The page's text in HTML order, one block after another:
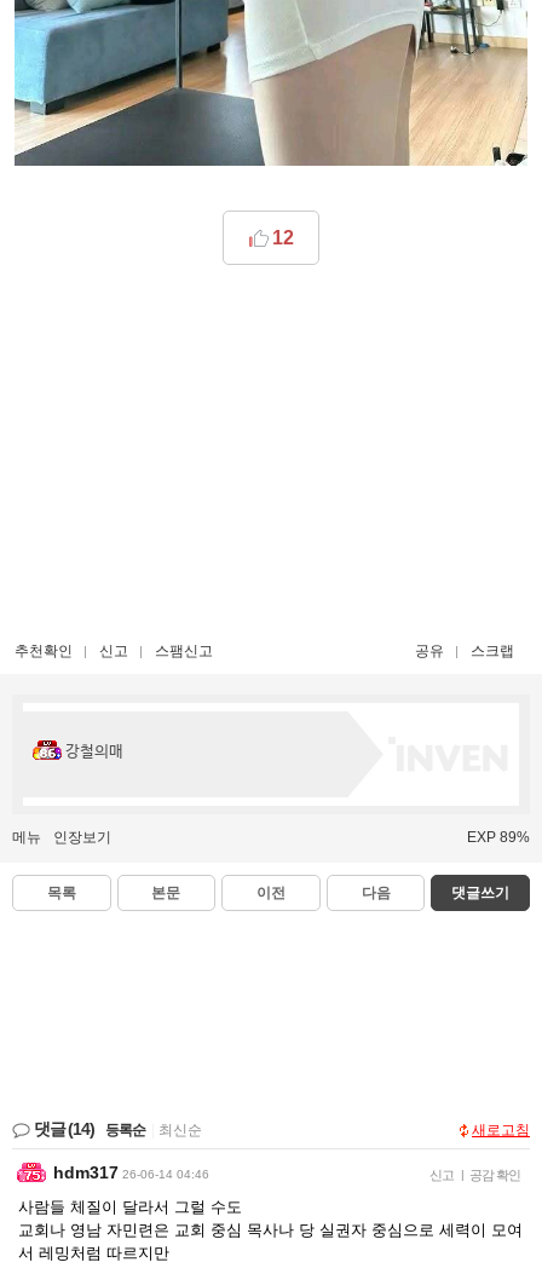
12
추천확인 신고 스팸신고 공유 스크랩
강철의매
메뉴 인장보기 EXP 89%
목록 본문 이전 다음 댓글쓰기
댓글(14) 등록순 최신순 새로고침
hdm317 26-06-14 04:46 신고 | 공감 확인
사람들 체질이 달라서 그럴 수도
교회나 영남 자민련은 교회 중심 목사나 당 실권자 중심으로 세력이 모여
서 레밍처럼 따르지만